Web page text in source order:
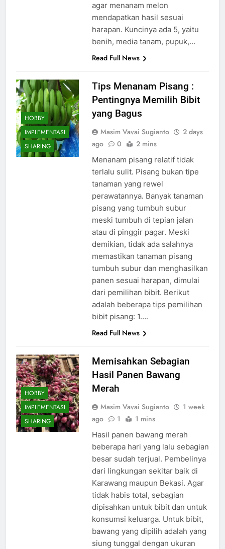
agar menanam melon
mendapatkan hasil sesuai
harapan. Kuncinya ada 5, yaitu
benih, media tanam, pupuk,…
Read Full News
HOBBY
IMPLEMENTASI
SHARING
Tips Menanam Pisang :
Pentingnya Memilih Bibit
yang Bagus
Masim Vavai Sugianto
2 days
ago
0 2 mins
Menanam pisang relatif tidak
terlalu sulit. Pisang bukan tipe
tanaman yang rewel
perawatannya. Banyak tanaman
pisang yang tumbuh subur
meski tumbuh di tepian jalan
atau di pinggir pagar. Meski
demikian, tidak ada salahnya
memastikan tanaman pisang
tumbuh subur dan menghasilkan
panen sesuai harapan, dimulai
dari pemilihan bibit. Berikut
adalah beberapa tips pemilihan
bibit pisang: 1….
Read Full News
HOBBY
IMPLEMENTASI
SHARING
Memisahkan Sebagian
Hasil Panen Bawang
Merah
Masim Vavai Sugianto
1 week
ago
1 1 mins
Hasil panen bawang merah
beberapa hari yang lalu sebagian
besar sudah terjual. Pembelinya
dari lingkungan sekitar baik di
Karawang maupun Bekasi. Agar
tidak habis total, sebagian
dipisahkan untuk bibit dan untuk
konsumsi keluarga. Untuk bibit,
bawang yang dipilih adalah yang
siung tunggal dengan ukuran